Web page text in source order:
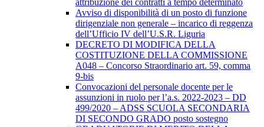
attribuzione dei contratti a tempo determinato
Avviso di disponibilità di un posto di funzione
dirigenziale non generale – incarico di reggenza
dell’Ufficio IV dell’U.S.R. Liguria
DECRETO DI MODIFICA DELLA
COSTITUZIONE DELLA COMMISSIONE
A048 – Concorso Straordinario art. 59, comma
9-bis
Convocazioni del personale docente per le
assunzioni in ruolo per l’a.s. 2022-2023 – DD
499/2020 – ADSS SCUOLA SECONDARIA
DI SECONDO GRADO posto sostegno